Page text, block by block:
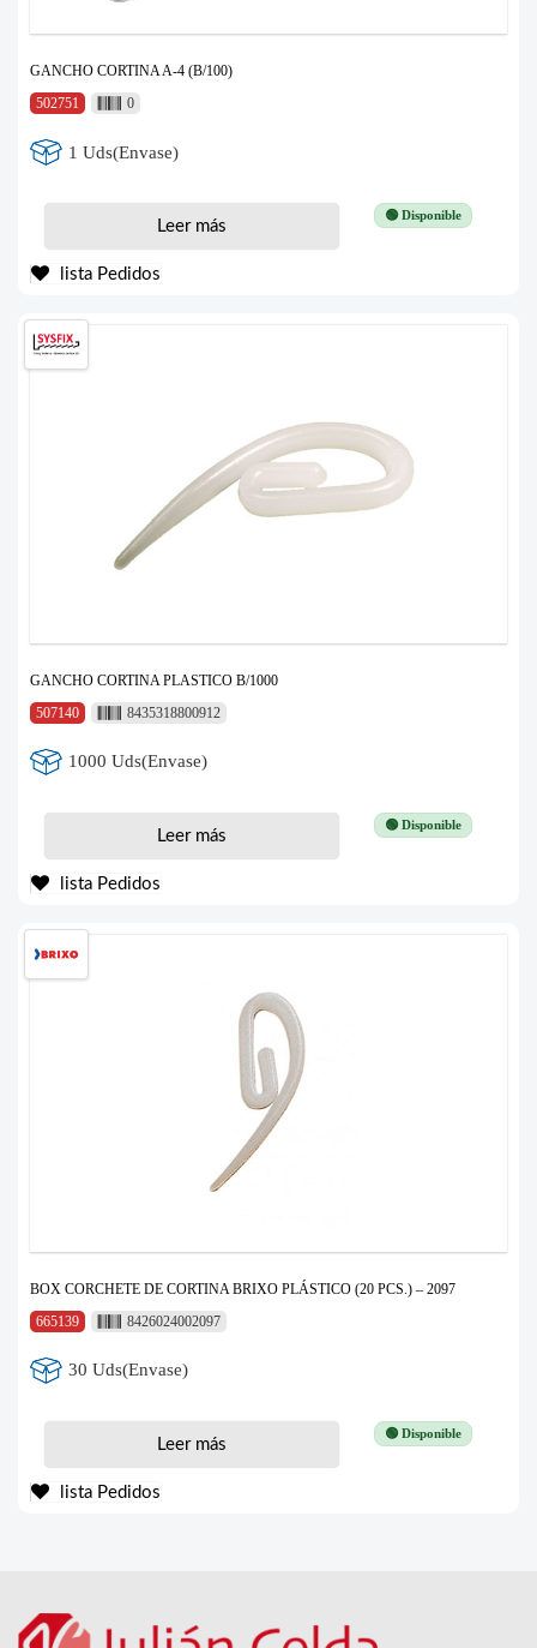
GANCHO CORTINA A-4 (B/100)
502751
0
1 Uds(Envase)
🟢 Disponible
Leer más
lista Pedidos
GANCHO CORTINA PLASTICO B/1000
507140
8435318800912
1000 Uds(Envase)
🟢 Disponible
Leer más
lista Pedidos
BOX CORCHETE DE CORTINA BRIXO PLÁSTICO (20 PCS.) – 2097
665139
8426024002097
30 Uds(Envase)
🟢 Disponible
Leer más
lista Pedidos